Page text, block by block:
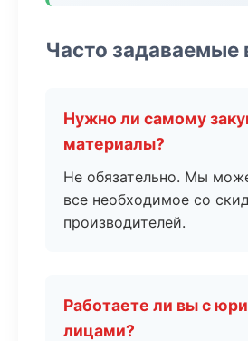
Часто задаваемые
Нужно ли самому
материалы?
Не обязательно. Мы
все необходимое со
производителей.
Работаете ли вы с
лицами?